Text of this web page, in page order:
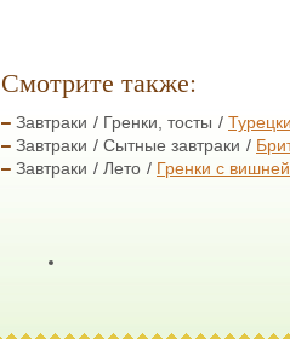
Смотрите также:
Завтраки Гренки, тосты
Завтраки
Сытные завтраки
Завтраки
Лето Гренки с вишней